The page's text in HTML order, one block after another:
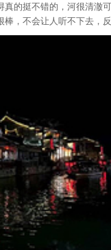
的挺不错的，河很清澈
，不会让人听不下去，